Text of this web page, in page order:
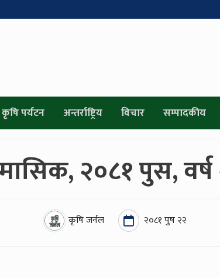
कृषि पर्यटन अन्तर्राष्ट्रिय विचार सम्पादकीय
२०८१ पुस,
कृषि जर्नल २०८१ पुष २२